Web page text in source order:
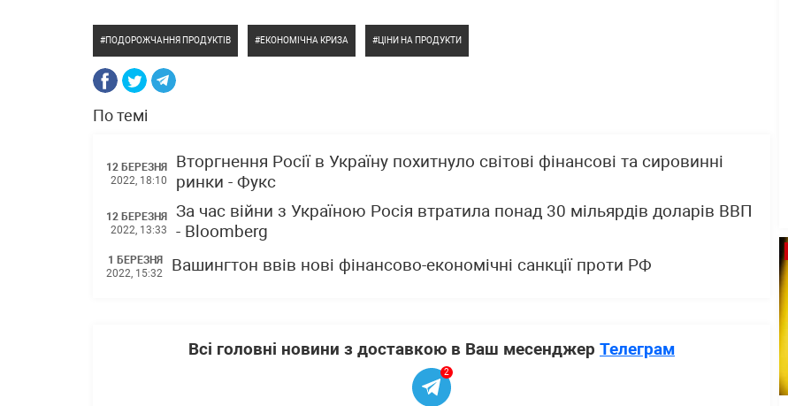
ПОДОРОЖЧАННЯ ПРОДУКТІВ ЕКОНОМІЧНА КРИЗА ЦІНИ НА ПРОДУКТИ
По темі
12 БЕРЕЗНЯ
2022, 18:10
Вторгнення Росії в Україну похитнуло світові фінансові та сировинні
ринки - Фукс
12 БЕРЕЗНЯ
2022, 13:33
За час війни з Україною Росія втратила понад 30 мільярдів доларів ВВП
- Bloomberg
1 БЕРЕЗНЯ
2022, 15:32
Вашингтон ввів нові фінансово-економічні санкції проти РФ
Всі головні новини з доставкою в Ваш месенджер Телеграм
2